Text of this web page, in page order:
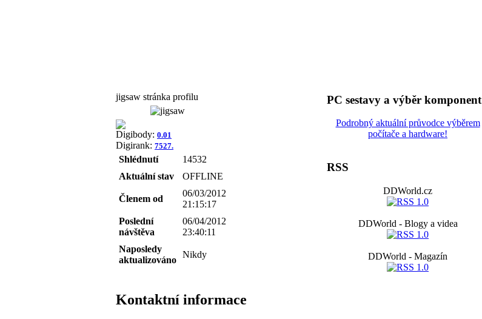
jigsaw stránka profilu
Digibody: 0.01
Digirank: 7527.
Shlédnutí
14532
Aktuální stav
OFFLINE
Členem od
06/03/2012
21:15:17
Poslední
návštěva
06/04/2012
23:40:11
Naposledy
aktualizováno
Nikdy
Kontaktní informace
PC sestavy a výběr komponent
Podrobný aktuální průvodce výběrem
počítače a hardware!
RSS
DDWorld.cz
DDWorld - Blogy a videa
DDWorld - Magazín